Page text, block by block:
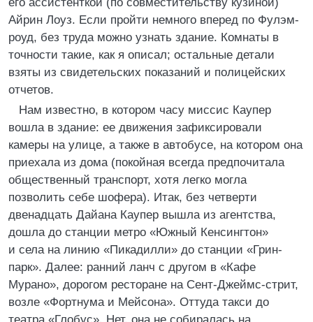
Айрин Лоуз. Если пройти немного вперед по Фулэм-
роуд, без труда можно узнать здание. Комнаты в
точности такие, как я описал; остальные детали
взяты из свидетельских показаний и полицейских
отчетов.
Нам известно, в котором часу миссис Каупер
вошла в здание: ее движения зафиксировали
камеры на улице, а также в автобусе, на котором она
приехала из дома (покойная всегда предпочитала
общественный транспорт, хотя легко могла
позволить себе шофера). Итак, без четверти
двенадцать Дайана Каупер вышла из агентства,
дошла до станции метро «Южный Кенсингтон»
и села на линию «Пикадилли» до станции «Грин-
парк». Далее: ранний ланч с другом в «Кафе
Мурано», дорогом ресторане на Сент-Джеймс-стрит,
возле «Фортнума и Мейсона». Оттуда такси до